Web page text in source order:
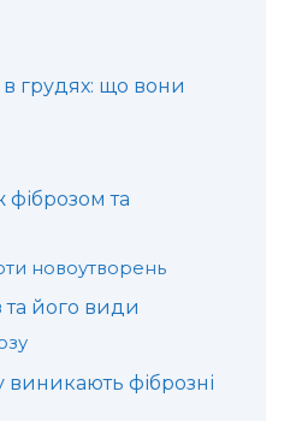
в грудях: що вони
фіброзом та
новоутворень
та його види
фіброзні